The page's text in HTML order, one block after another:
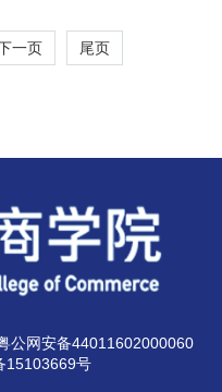
区何棠下村开展法律援
一页 尾页
公网安备44011602000060
15103669号